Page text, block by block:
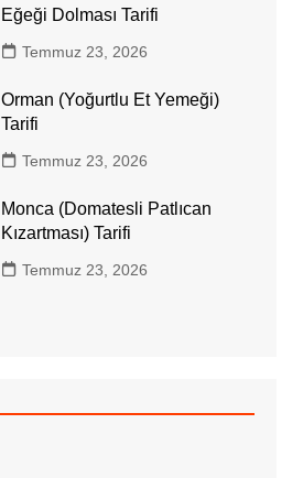
Eğeği Dolması Tarifi
Temmuz 23, 2026
Orman (Yoğurtlu Et Yemeği)
Tarifi
Temmuz 23, 2026
Monca (Domatesli Patlıcan
Kızartması) Tarifi
Temmuz 23, 2026